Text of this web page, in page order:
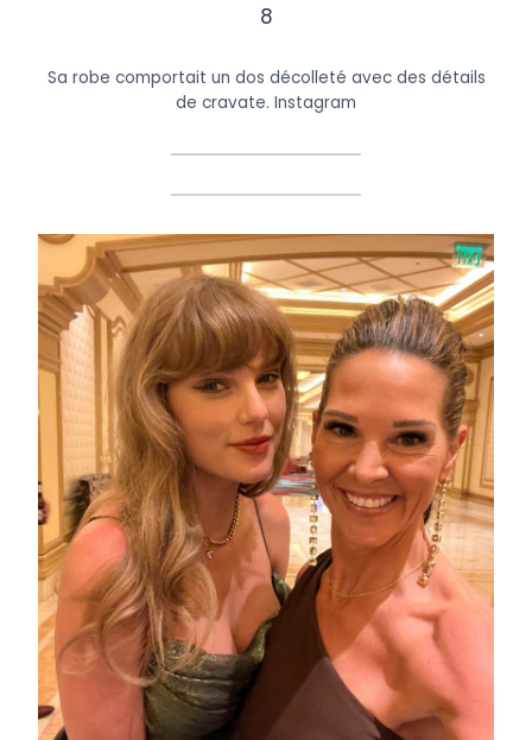
8
Sa robe comportait un dos décolleté avec des détails
de cravate. Instagram